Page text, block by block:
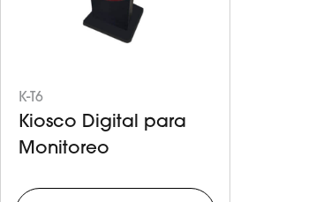
K-T6
Kiosco Digital para
Monitoreo